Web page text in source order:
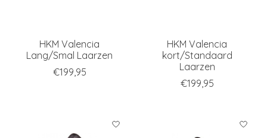
HKM Valencia
Lang/Smal Laarzen
€199,95
HKM Valencia
kort/Standaard
Laarzen
€199,95